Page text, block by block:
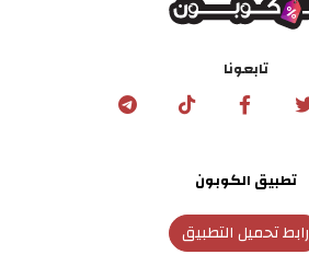
تابعونا
تطبيق الكوبون
رابط تحميل التطبيق